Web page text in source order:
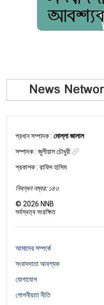
প্রধান সম্পাদক :মোল্লা জালাল
সম্পাদক :জুলীয়াস চৌধুরী
প্রকাশক : রাফিদ হাসিম
নিবন্ধন নম্বর: ১৪৩
©2026 NNB
সর্বস্বত্ব সংরক্ষিত
আমাদের সম্পর্কে
সংবাদদাতা আবশ্যক
যোগাযোগ
গোপনীয়তা নীতি